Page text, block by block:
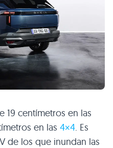
19 centímetros en las
en las 4×4. Es
de los que inundan las